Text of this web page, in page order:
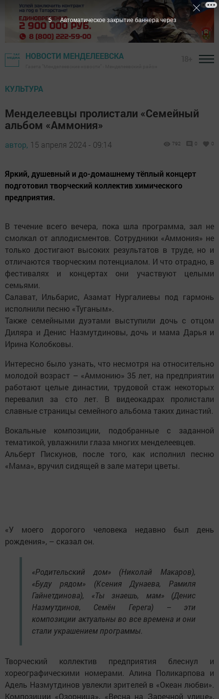
НОВОСТИ МЕНДЕЛЕЕВСКА
КУЛЬТУРА
Менделеевцы пролистали «Семейный
альбом «Аммония»
автор, 15 апреля 2024 - 09:14 792 0 0
Яркий, душевный и до-домашнему тёплый концерт
подготовил творческий коллектив химического
предприятия.
В течение всего вечера, пока шла программа, зал не
смолкал от аплодисментов. Сотрудники «Аммония» не
только достигают высоких результатов в труде, но и
отличаются творческим потенциалом. И что отрадно, в
фестивалях и концертах они участвуют целыми
семьями.
Салават, Ильбарис, Азамат Нургалиевы под гармонь
исполнили песню «Туганым».
Также семейными дуэтами выступили дочь с отцом
Диляра и Денис Назмутдиновы, дочь и мама Дарья и
Ирина Колобковы.
Интересно было узнать, что несмотря на относительно
молодой возраст – «Аммонию» 35 лет, на предприятии
работают целые династии, трудовой стаж некоторых
перевалил за сто лет. В видеокадрах пролистали
славные страницы семейного альбома таких династий.
Вокальные композиции, подобранные с заданной
тематикой, увлажнили глаза многих менделеевцев.
Альберт Пискунов, после того, как исполнил песню
«Мама», вручил сидящей в зале матери цветы.
«У моего дорогого человека недавно был день
рождения», – сказал он.
«Родительский дом» (Николай Макаров),
«Буду рядом» (Ксения Дунаева, Рамиля
Гайнетдинова), «Ты знаешь, мам» (Денис
Назмутдинов, Семён Герега) – эти
композиции актуальны во все времена и они
стали украшением программы.
Творческий коллектив предприятия блеснул и
хореографическими номерами. Алина Поликарпова и
Адель Назмутдинов увлекли зрителей в «Океан любви».
Композиции «Озорница», «Весна на Заречной улице»,
3 Автоматическое закрытие баннера через